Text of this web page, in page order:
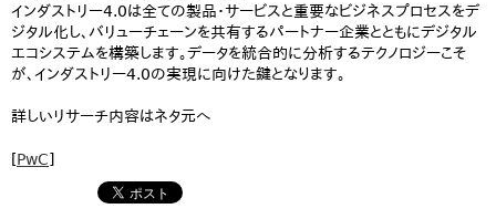
インダストリー4.0は全ての製品・サービスと重要なビジネスプロセスをデ
ジタル化し、バリューチェーンを共有するパートナー企業とともにデジタル
エコシステムを構築します。データを統合的に分析するテクノロジーこそ
が、インダストリー4.0の実現に向けた鍵となります。
詳しいリサーチ内容はネタ元へ
[PwC]